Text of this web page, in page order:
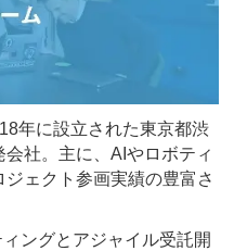
年に設立された東京都渋
社。主に、AIやロボティ
ェクト参画実績の豊富さ
ングとアジャイル受託開